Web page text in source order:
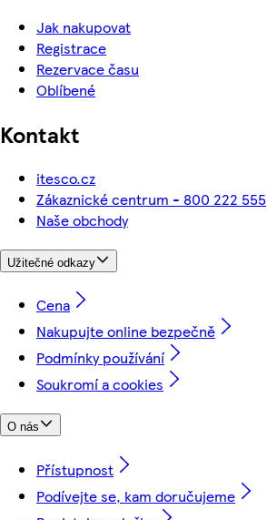
Jak nakupovat
Registrace
Rezervace času
Oblíbené
Kontakt
itesco.cz
Zákaznické centrum - 800 222 555
Naše obchody
Užitečné odkazy
Cena
Nakupujte online bezpečně
Podmínky používání
Soukromí a cookies
O nás
Přístupnost
Podívejte se, kam doručujeme